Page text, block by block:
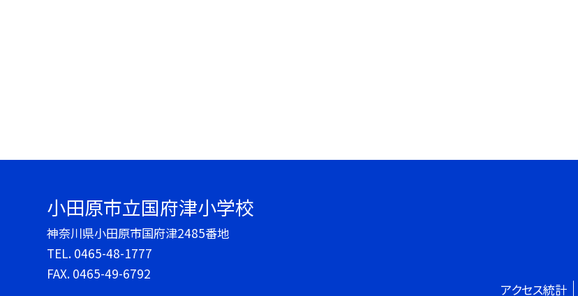
小田原市立国府津小学校
神奈川県小田原市国府津2485番地
TEL. 0465-48-1777
FAX. 0465-49-6792
アクセス統計